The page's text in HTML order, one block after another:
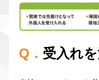
Q． 受入れ